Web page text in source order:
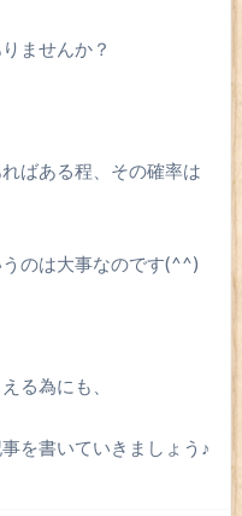
ませんか？
ばある程、その確率は
のは大事なのです(^^)
る為にも、
を書いていきましょう♪